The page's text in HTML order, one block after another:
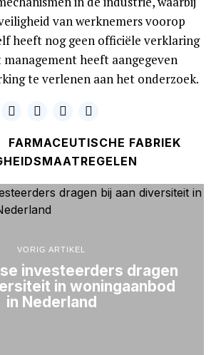
van werknemers voorop
heeft nog geen officiële verklaring
heeft aangegeven
te verlenen aan het onderzoek.
FARMACEUTISCHE FABRIEK
VORIG ARTIKEL
investeerders dragen
in woningaanbod
in Nederland